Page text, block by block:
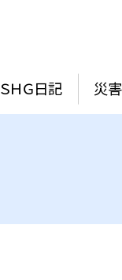
ＳＨＧ日記 災